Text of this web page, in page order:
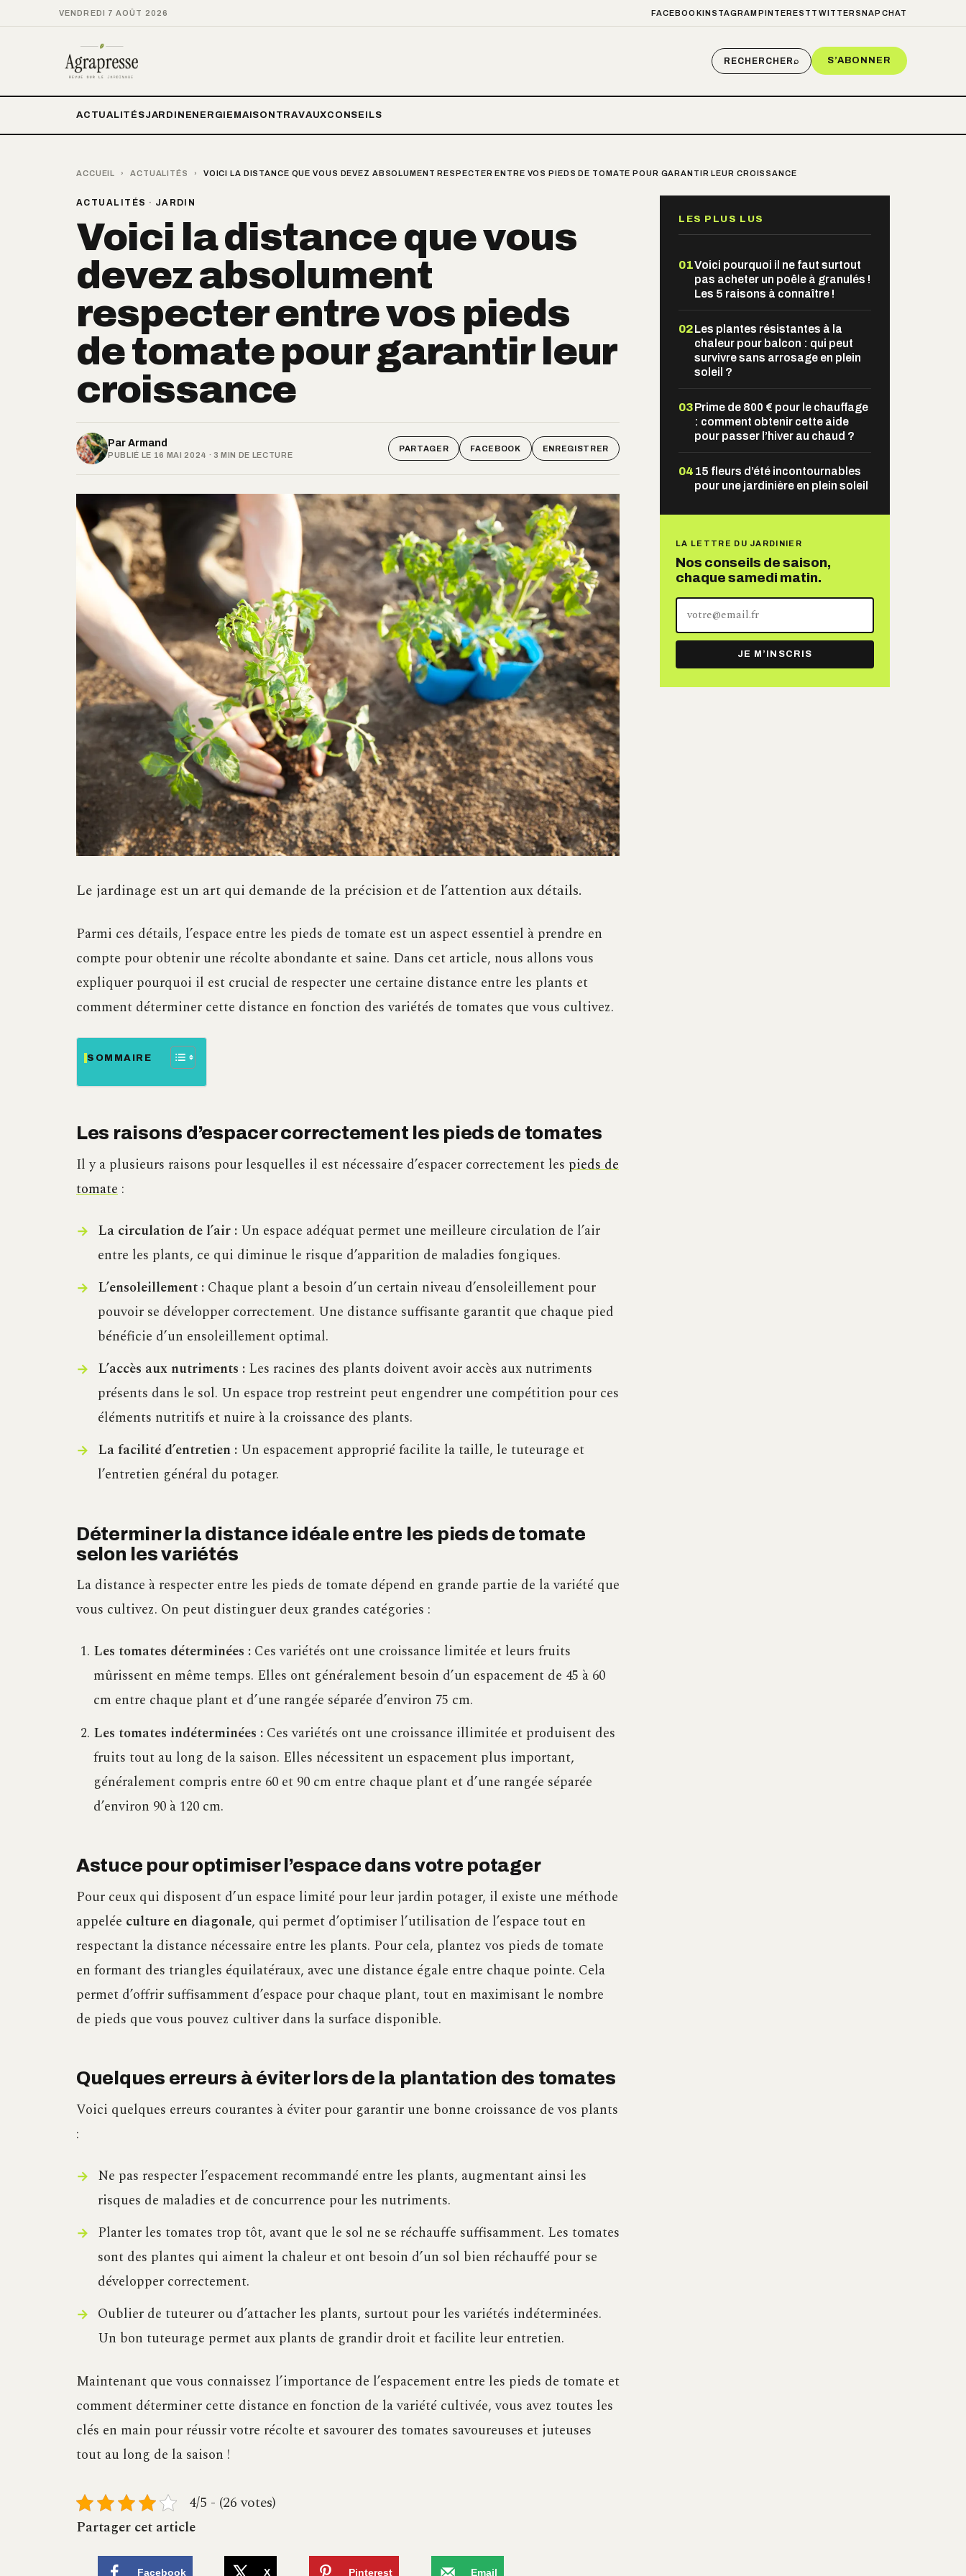
VENDREDI 7 AOÛT 2026 FACEBOOKINSTAGRAM PINTEREST TWITTER SNAPCHAT
RECHERCHER⌕ S’ABONNER
ACTUALITÉSJARDIN ENERGIE MAISON TRAVAUXCONSEILS
ACCUEIL › ACTUALITÉS › VOICI LA DISTANCE QUE VOUS DEVEZ ABSOLUMENT RESPECTER ENTRE VOS PIEDS DE TOMATE POUR GARANTIR LEUR CROISSANCE
ACTUALITÉS · JARDIN
Voici la distance que vous
devez absolument
respecter entre vos pieds
de tomate pour garantir leur
croissance
Par Armand
PUBLIÉ LE 16 MAI 2024 · 3 MIN DE LECTURE
PARTAGER FACEBOOK ENREGISTRER
Le jardinage est un art qui demande de la précision et de l’attention aux détails.
Parmi ces détails, l’espace entre les pieds de tomate est un aspect essentiel à prendre en
compte pour obtenir une récolte abondante et saine. Dans cet article, nous allons vous
expliquer pourquoi il est crucial de respecter une certaine distance entre les plants et
comment déterminer cette distance en fonction des variétés de tomates que vous cultivez.
SOMMAIRE
Les raisons d’espacer correctement les pieds de tomates
Il y a plusieurs raisons pour lesquelles il est nécessaire d’espacer correctement les pieds de
tomate :
La circulation de l’air :Un espace adéquat permet une meilleure circulation de l’air
entre les plants, ce qui diminue le risque d’apparition de maladies fongiques.
L’ensoleillement :Chaque plant a besoin d’un certain niveau d’ensoleillement pour
pouvoir se développer correctement. Une distance suffisante garantit que chaque pied
bénéficie d’un ensoleillement optimal.
L’accès aux nutriments :Les racines des plants doivent avoir accès aux nutriments
présents dans le sol. Un espace trop restreint peut engendrer une compétition pour ces
éléments nutritifs et nuire à la croissance des plants.
La facilité d’entretien :Un espacement approprié facilite la taille, le tuteurage et
l’entretien général du potager.
Déterminer la distance idéale entre les pieds de tomate
selon les variétés
La distance à respecter entre les pieds de tomate dépend en grande partie de la variété que
vous cultivez. On peut distinguer deux grandes catégories :
Les tomates déterminées : Ces variétés ont une croissance limitée et leurs fruits
mûrissent en même temps. Elles ont généralement besoin d’un espacement de 45 à 60
cm entre chaque plant et d’une rangée séparée d’environ 75 cm.
Les tomates indéterminées : Ces variétés ont une croissance illimitée et produisent des
fruits tout au long de la saison. Elles nécessitent un espacement plus important,
généralement compris entre 60 et 90 cm entre chaque plant et d’une rangée séparée
d’environ 90 à 120 cm.
Astuce pour optimiser l’espace dans votre potager
Pour ceux qui disposent d’un espace limité pour leur jardin potager, il existe une méthode
appelée culture en diagonale, qui permet d’optimiser l’utilisation de l’espace tout en
respectant la distance nécessaire entre les plants. Pour cela, plantez vos pieds de tomate
en formant des triangles équilatéraux, avec une distance égale entre chaque pointe. Cela
permet d’offrir suffisamment d’espace pour chaque plant, tout en maximisant le nombre
de pieds que vous pouvez cultiver dans la surface disponible.
Quelques erreurs à éviter lors de la plantation des tomates
Voici quelques erreurs courantes à éviter pour garantir une bonne croissance de vos plants
:
Ne pas respecter l’espacement recommandé entre les plants, augmentant ainsi les
risques de maladies et de concurrence pour les nutriments.
Planter les tomates trop tôt, avant que le sol ne se réchauffe suffisamment. Les tomates
sont des plantes qui aiment la chaleur et ont besoin d’un sol bien réchauffé pour se
développer correctement.
Oublier de tuteurer ou d’attacher les plants, surtout pour les variétés indéterminées.
Un bon tuteurage permet aux plants de grandir droit et facilite leur entretien.
Maintenant que vous connaissez l’importance de l’espacement entre les pieds de tomate et
comment déterminer cette distance en fonction de la variété cultivée, vous avez toutes les
clés en main pour réussir votre récolte et savourer des tomates savoureuses et juteuses
tout au long de la saison !
4/5 - (26 votes)
Partager cet article
Facebook X Pinterest Email
LES PLUS LUS
01Voici pourquoi il ne faut surtout
pas acheter un poêle à granulés !
Les 5 raisons à connaître !
02Les plantes résistantes à la
chaleur pour balcon : qui peut
survivre sans arrosage en plein
soleil ?
03Prime de 800 € pour le chauffage
: comment obtenir cette aide
pour passer l’hiver au chaud ?
04 15 fleurs d’été incontournables
pour une jardinière en plein soleil
LA LETTRE DU JARDINIER
Nos conseils de saison,
chaque samedi matin.
adresse
mail
JE M’INSCRIS